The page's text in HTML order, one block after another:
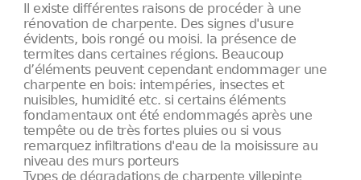
Il existe différentes raisons de procéder à une
rénovation de charpente. Des signes d'usure
évidents, bois rongé ou moisi. la présence de
termites dans certaines régions. Beaucoup
d’éléments peuvent cependant endommager une
charpente en bois: intempéries, insectes et
nuisibles, humidité etc. si certains éléments
fondamentaux ont été endommagés après une
tempête ou de très fortes pluies ou si vous
remarquez infiltrations d'eau de la moisissure au
niveau des murs porteurs
Types de dégradations de charpente villepinte